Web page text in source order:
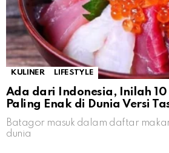
KULINER LIFESTYLE
Ada dari Indonesia, Inilah
Paling Enak di Dunia Versi
Batagor masuk dalam daftar
dunia